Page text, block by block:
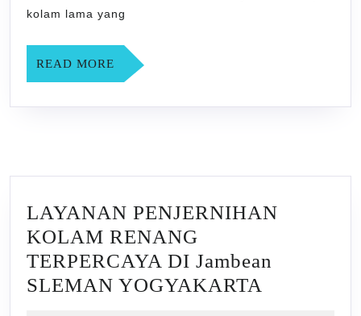
kolam lama yang
READ MORE READ
MORE
LAYANAN PENJERNIHAN
KOLAM RENANG
TERPERCAYA DI Jambean
SLEMAN YOGYAKARTA